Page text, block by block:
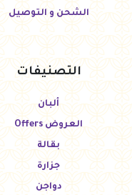
الشحن و التوصيل
التصنيفات
ألبان
العروض Offers
بقالة
جزارة
دواجن